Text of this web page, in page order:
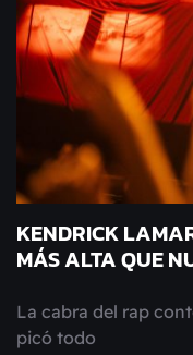
KENDRICK
MÁS ALTA QUE
La cabra del rap
picó todo